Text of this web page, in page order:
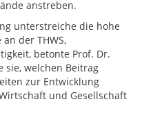
anstreben.
unterstreiche die hohe
der THWS,
betonte Prof. Dr.
sie, welchen Beitrag
zur Entwicklung
und Gesellschaft